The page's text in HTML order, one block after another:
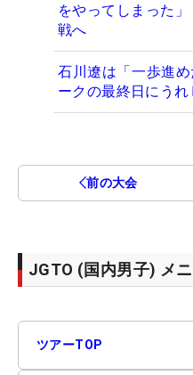
をやってしまった
戦へ
石川遼は「一歩進
ークの最終日にうれ
前の大会
JGTO (国内男子) メ
ツアーTOP